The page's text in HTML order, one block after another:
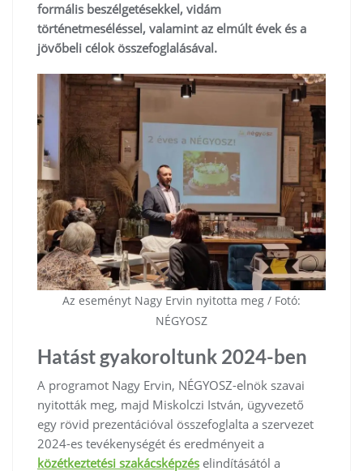
formális beszélgetésekkel, vidám
történetmeséléssel, valamint az elmúlt évek és a
jövőbeli célok összefoglalásával.
Az eseményt Nagy Ervin nyitotta meg / Fotó:
NÉGYOSZ
Hatást gyakoroltunk 2024-ben
A programot Nagy Ervin, NÉGYOSZ-elnök szavai
nyitották meg, majd Miskolczi István, ügyvezető
egy rövid prezentációval összefoglalta a szervezet
2024-es tevékenységét és eredményeit a
közétkeztetési szakácsképzés elindításától a